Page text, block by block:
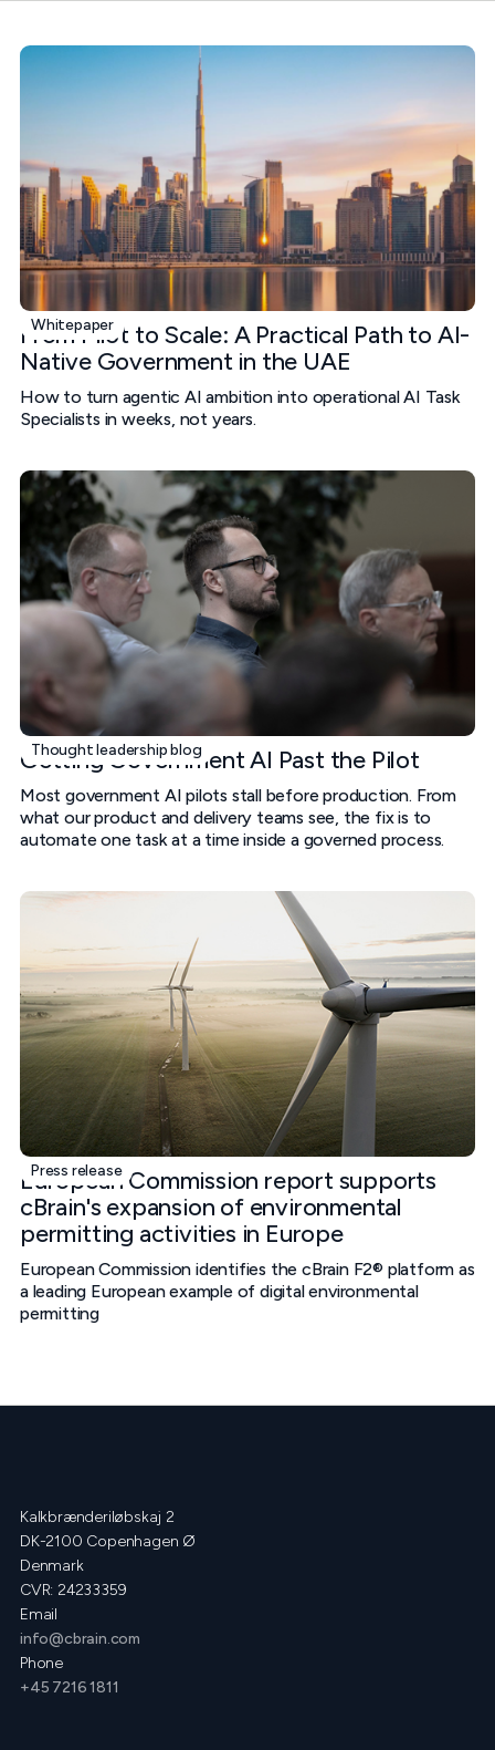
Whitepaper
From Pilot to Scale: A Practical Path to AI-
Native Government in the UAE
How to turn agentic AI ambition into operational AI Task
Specialists in weeks, not years.
Thought leadership blog
Getting Government AI Past the Pilot
Most government AI pilots stall before production. From
what our product and delivery teams see, the fix is to
automate one task at a time inside a governed process.
Press release
European Commission report supports
cBrain's expansion of environmental
permitting activities in Europe
European Commission identifies the cBrain F2® platform as
a leading European example of digital environmental
permitting
Kalkbrænderiløbskaj 2
DK-2100 Copenhagen Ø
Denmark
CVR: 24233359
Email
info@cbrain.com
Phone
+45 7216 1811